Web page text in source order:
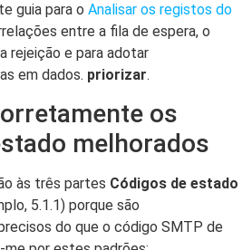
guia para o Analisar os registos do
entre a fila de espera, o
rejeição e para adotar
em dados. priorizar.
os
melhorados
às três partes Códigos de estado
5.1.1) porque são
do que o código SMTP de